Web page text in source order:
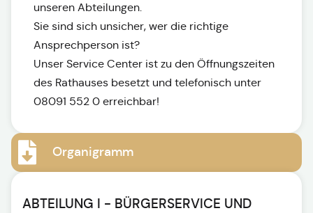
unseren Abteilungen.
Sie sind sich unsicher, wer die richtige
Ansprechperson ist?
Unser Service Center ist zu den Öffnungszeiten
des Rathauses besetzt und telefonisch unter
08091 552 0 erreichbar!
Organigramm
ABTEILUNG I - BÜRGERSERVICE UND